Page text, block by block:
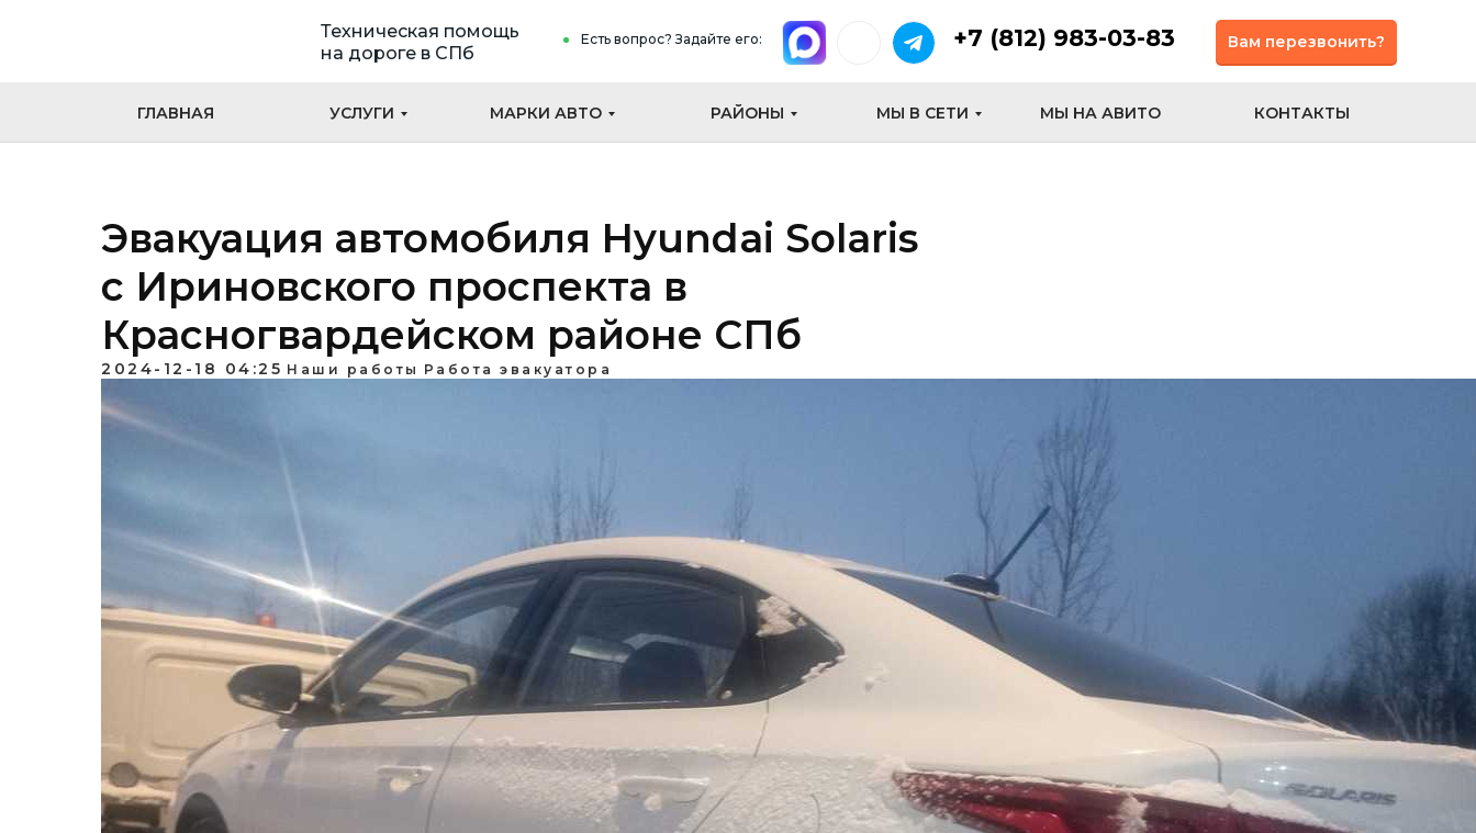
Есть вопрос? Задайте его:
ГЛАВНАЯ
+7 (812) 983-03-83
УСЛУГИ МАРКИ АВТО РАЙОНЫ МЫ В СЕТИ МЫ НА АВИТО КОНТАКТЫ
Вам перезвонить?
Техническая помощь
на дороге в СПб
Эвакуация автомобиля Hyundai Solaris
с Ириновского проспекта в
Красногвардейском районе СПб
2024-12-18 04:25 Наши работы Работа эвакуатора